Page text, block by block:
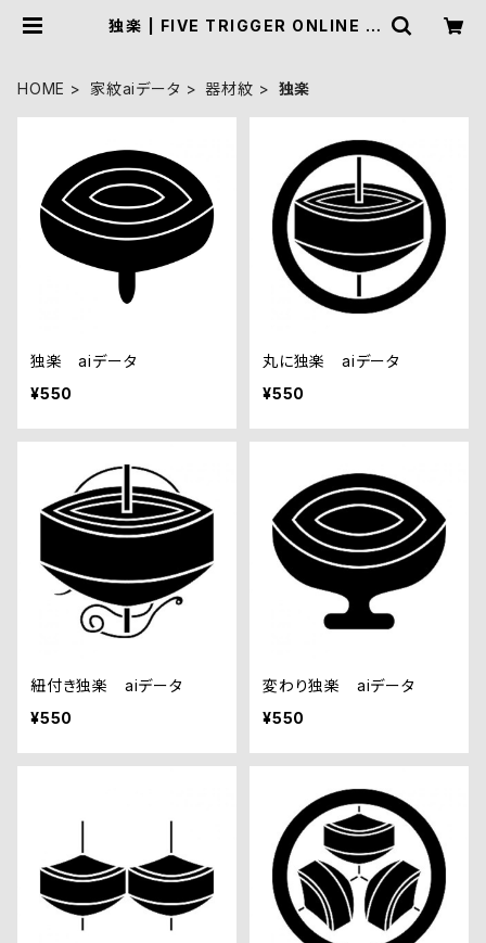
独楽 | FIVE TRIGGER ONLINE S
HOME 家紋aiデータ 器材紋 独楽
独楽 aiデータ
¥550
丸に独楽 aiデータ
¥550
紐付き独楽 aiデータ
¥550
変わり独楽 aiデータ
¥550